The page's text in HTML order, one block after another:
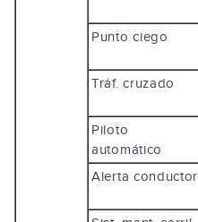
Punto ciego
Tráf. cruzado
Piloto
automático
Alerta conductor